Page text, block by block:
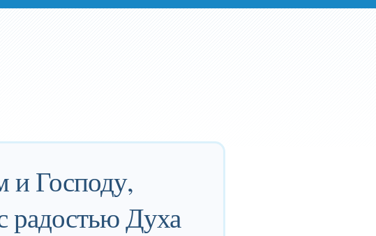
и Господу,
радостью Духа